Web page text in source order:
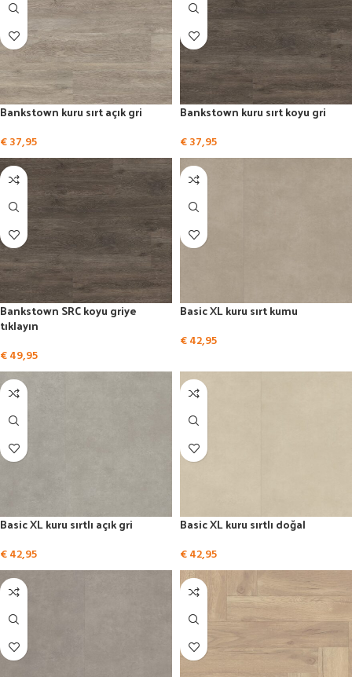
Bankstown kuru sırt açık gri
€37,95
Bankstown kuru sırt koyu gri
€37,95
Bankstown SRC koyu griye
tıklayın
€49,95
Basic XL kuru sırt kumu
€42,95
Basic XL kuru sırtlı açık gri
€42,95
Basic XL kuru sırtlı doğal
€42,95